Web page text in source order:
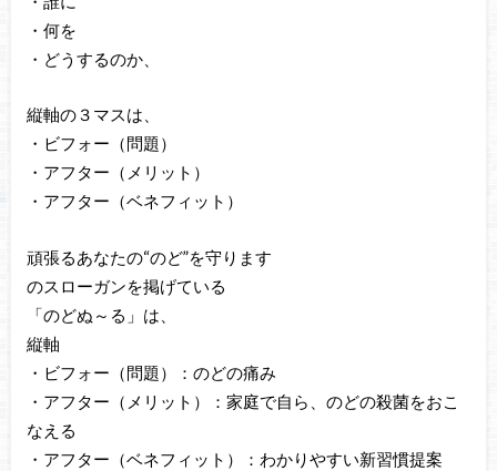
・何を
・どうするのか、
縦軸の３マスは、
・ビフォー（問題）
・アフター（メリット）
・アフター（ベネフィット）
頑張るあなたの“のど”を守ります
のスローガンを掲げている
「のどぬ～る」は、
縦軸
・ビフォー（問題）：のどの痛み
・アフター（メリット）：家庭で自ら、のどの殺菌をおこ
なえる
・アフター（ベネフィット）：わかりやすい新習慣提案